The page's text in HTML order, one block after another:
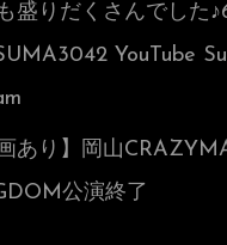
盛りだくさんでした
YouTube
画あり】岡山
公演終了